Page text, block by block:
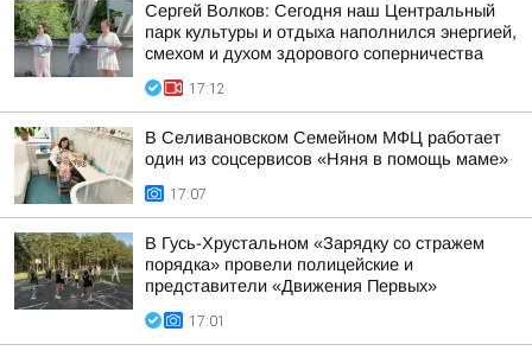
Сергей Волков: Сегодня наш Центральный
парк культуры и отдыха наполнился энергией,
смехом и духом здорового соперничества
17:12
В Селивановском Семейном МФЦ работает
один из соцсервисов «Няня в помощь маме»
17:07
В Гусь-Хрустальном «Зарядку со стражем
порядка» провели полицейские и
представители «Движения Первых»
17:01